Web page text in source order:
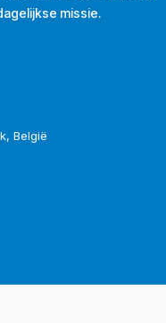
missie.
België